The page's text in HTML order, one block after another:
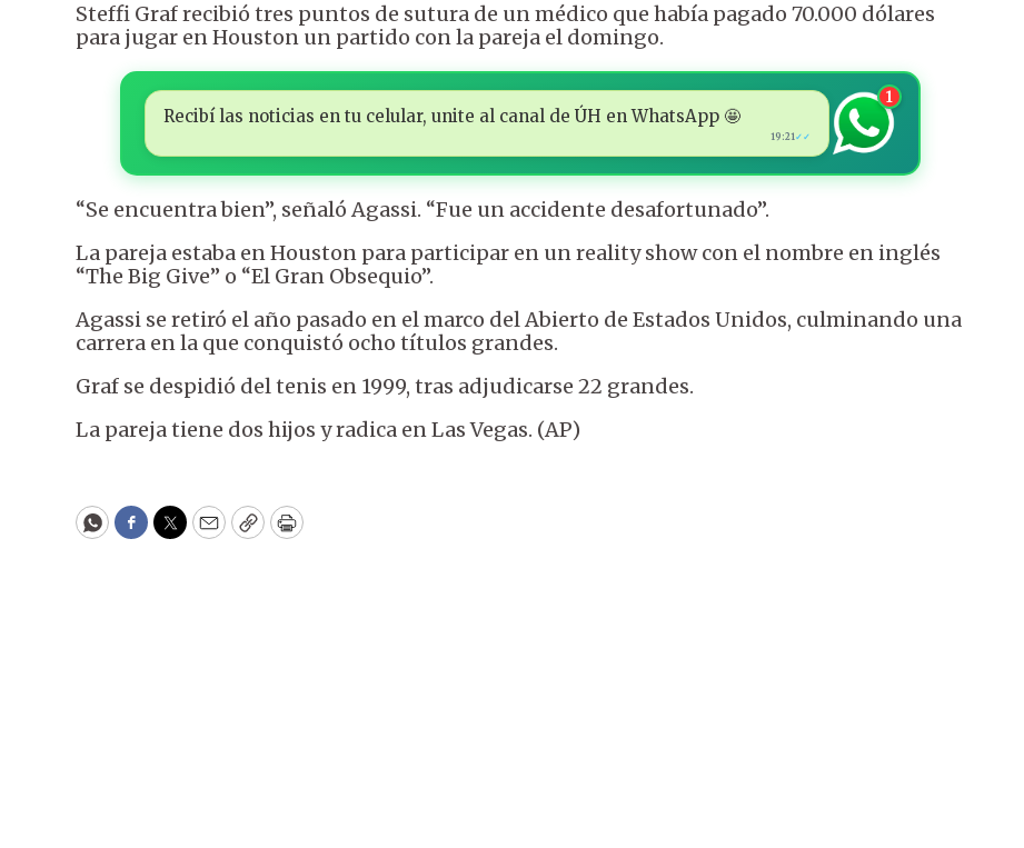
Steffi Graf recibió tres puntos de sutura de un médico que había pagado 70.000 dólares
para jugar en Houston un partido con la pareja el domingo.
Recibí las noticias en tu celular, unite al canal de ÚH en WhatsApp 🤩
19:21✓✓
1
“Se encuentra bien”, señaló Agassi. “Fue un accidente desafortunado”.
La pareja estaba en Houston para participar en un reality show con el nombre en inglés
“The Big Give” o “El Gran Obsequio”.
Agassi se retiró el año pasado en el marco del Abierto de Estados Unidos, culminando una
carrera en la que conquistó ocho títulos grandes.
Graf se despidió del tenis en 1999, tras adjudicarse 22 grandes.
La pareja tiene dos hijos y radica en Las Vegas. (AP)
WhatsApp
Facebook
Twitter
EmailCopyPrint